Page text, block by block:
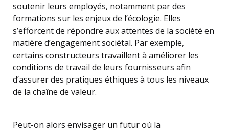
soutenir leurs employés, notamment par des
formations sur les enjeux de l’écologie. Elles
s’efforcent de répondre aux attentes de la société en
matière d’engagement sociétal. Par exemple,
certains constructeurs travaillent à améliorer les
conditions de travail de leurs fournisseurs afin
d’assurer des pratiques éthiques à tous les niveaux
de la chaîne de valeur.
Peut-on alors envisager un futur où la